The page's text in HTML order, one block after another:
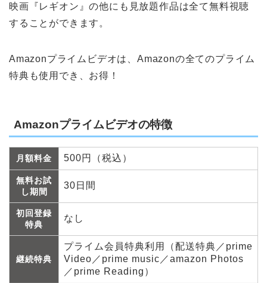
映画『レギオン』の他にも見放題作品は全て無料視聴
することができます。
Amazonプライムビデオは、Amazonの全てのプライム
特典も使用でき、お得！
Amazonプライムビデオの特徴
月額料金 500円（税込）
無料お試
し期間
30日間
初回登録
特典
なし
継続特典
プライム会員特典利用（配送特典／prime
Video／prime music／amazon Photos
／prime Reading）